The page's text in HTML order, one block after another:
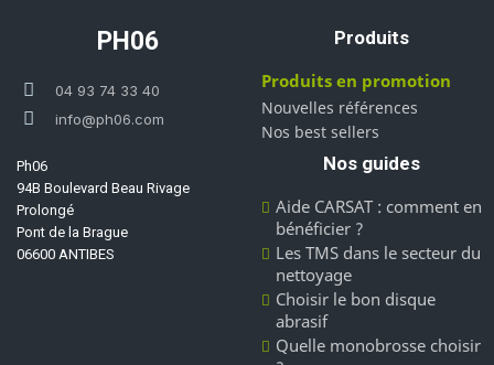
PH06
04 93 74 33 40
info@ph06.com
Ph06
94B Boulevard Beau Rivage
Prolongé
Pont de la Brague
06600 ANTIBES
Produits
Produits en promotion
Nouvelles références
Nos best sellers
Nos guides
Aide CARSAT : comment en
bénéficier ?
Les TMS dans le secteur du
nettoyage
Choisir le bon disque
abrasif
Quelle monobrosse choisir